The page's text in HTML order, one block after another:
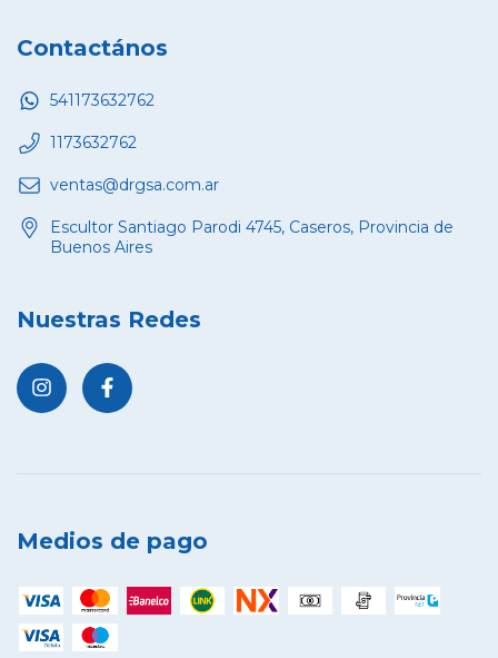
Contactános
541173632762
1173632762
ventas@drgsa.com.ar
Escultor Santiago Parodi 4745, Caseros, Provincia de
Buenos Aires
Nuestras Redes
Medios de pago